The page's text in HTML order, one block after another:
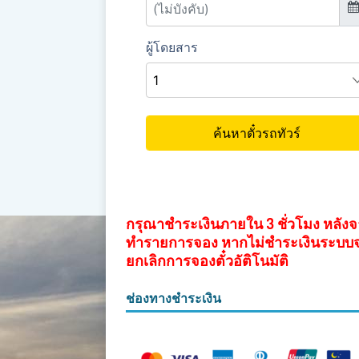
กรุณาชำระเงินภายใน 3 ชั่วโมง หลัง
ทำรายการจอง หากไม่ชำระเงินระบบ
ยกเลิกการจองตั๋วอัติโนมัติ
ช่องทางชำระเงิน